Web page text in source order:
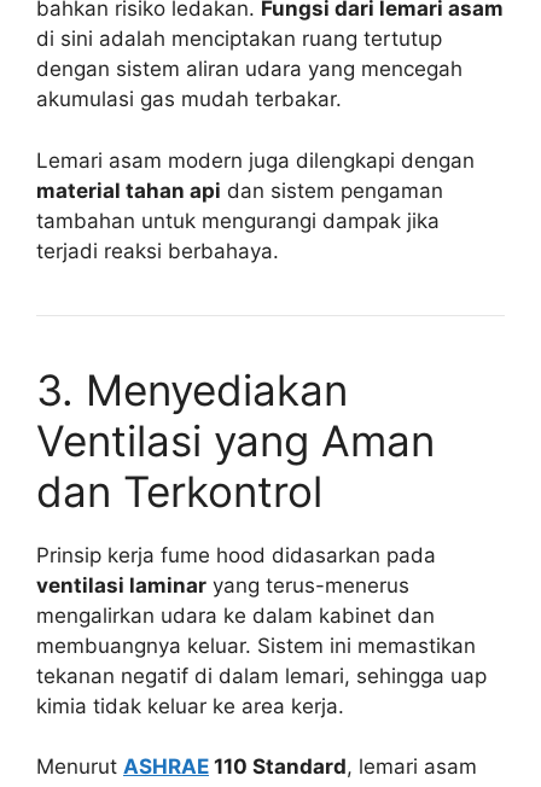
bahkan risiko ledakan. Fungsi dari lemari asam
di sini adalah menciptakan ruang tertutup
dengan sistem aliran udara yang mencegah
akumulasi gas mudah terbakar.
Lemari asam modern juga dilengkapi dengan
material tahan api dan sistem pengaman
tambahan untuk mengurangi dampak jika
terjadi reaksi berbahaya.
3. Menyediakan
Ventilasi yang Aman
dan Terkontrol
Prinsip kerja fume hood didasarkan pada
ventilasi laminar yang terus-menerus
mengalirkan udara ke dalam kabinet dan
membuangnya keluar. Sistem ini memastikan
tekanan negatif di dalam lemari, sehingga uap
kimia tidak keluar ke area kerja.
Menurut ASHRAE 110 Standard, lemari asam